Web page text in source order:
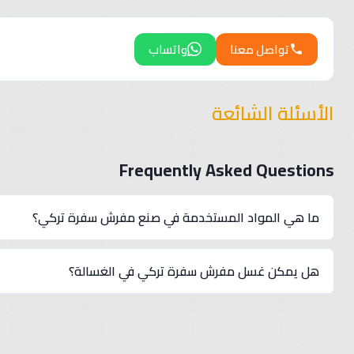
واتساب تواصل معنا
الأسئلة الشائعة
Frequently Asked Questions
ما هي المواد المستخدمة في صنع مفرش سفرة تركي؟
مفرش سفرة تركي يتم تصنيعه من أقمشة عالية الجودة مثل القطن،
جميع الأقمشة مختارة بعناية لضمان أفضل تجربة للمستخدم.
هل يمكن غسل مفرش سفرة تركي في الغسالة؟